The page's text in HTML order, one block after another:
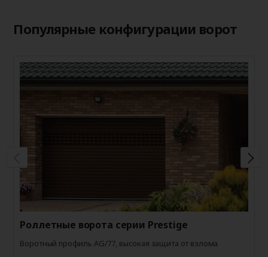
Популярные конфигурации ворот
Роллетные ворота серии Prestige
Воротный профиль AG/77, высокая защита от взлома